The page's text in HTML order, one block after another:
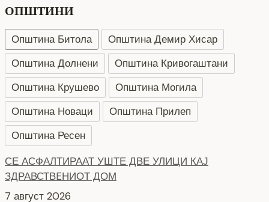
ОПШТИНИ
Општина Битола
Општина Демир Хисар
Општина Долнени
Општина Кривогаштани
Општина Крушево
Општина Могила
Општина Новаци
Општина Прилеп
Општина Ресен
НОВ ПАРКИНГ ПРОСТОР ВО ЦЕНТАРОТ НА ГРАДОТ
6 август 2026